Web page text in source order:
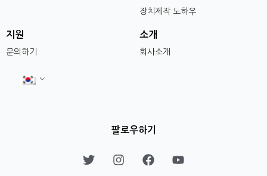
장치제작 노하우
지원
문의하기
소개
회사소개
팔로우하기
T
w
I
n
F
a
Y
o